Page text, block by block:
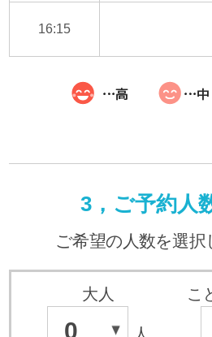
16:15
3，ご予約人
ご希望の人数を選
大人
0
こ